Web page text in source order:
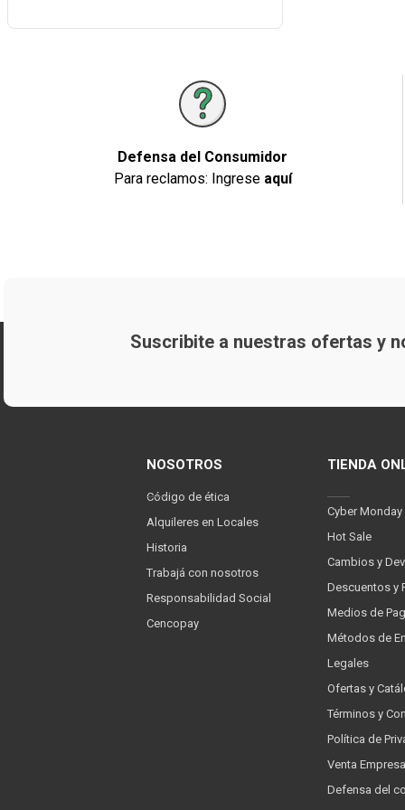
Defensa del Consumidor
Para reclamos: Ingrese aquí
Suscribite a nuestras ofertas y
NOSOTROS
Código de ética
Alquileres en Locales
Historia
Trabajá con nosotros
Responsabilidad Social
Cencopay
TIENDA
Cyber Monday
Hot Sale
Cambios y
Descuentos y
Medios de
Métodos de
Legales
Ofertas y
Términos y
Política de
Venta Empresa
Defensa del